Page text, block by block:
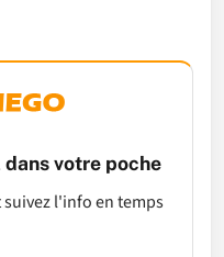
votre poche
l'info en temps